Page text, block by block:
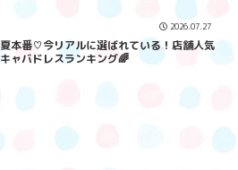
2026.07.27
夏本番♡今リアルに選ばれている！店舗人気
キャバドレスランキング🌈